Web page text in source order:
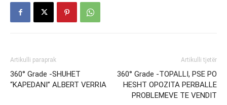
Artikulli paraprak
360° Grade -SHUHET
“KAPEDANI” ALBERT VERRIA
Artikulli tjetër
360° Grade -TOPALLI, PSE PO
HESHT OPOZITA PERBALLE
PROBLEMEVE TE VENDIT